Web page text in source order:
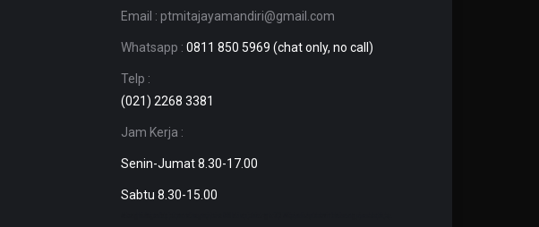
Email : ptmitajayamandiri@gmail.com
Whatsapp : 0811 850 5969 (chat only, no call)
Telp :
(021) 2268 3381
Jam Kerja :
Senin-Jumat 8.30-17.00
Sabtu 8.30-15.00